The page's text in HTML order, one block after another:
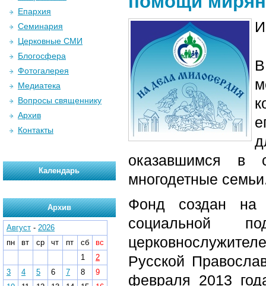
оказавшимся в
многодетные
Фонд создан на
социальной
Русской
февраля 2013
Епархия
Семинария
Церковные СМИ
Блогосфера
Фотогалерея
Медиатека
Вопросы священнику
Архив
Контакты
Календарь
Архив
Август - 2026
пн
вт ср чт пт сб
вс
1
2
3
4 5 6 7 8
9